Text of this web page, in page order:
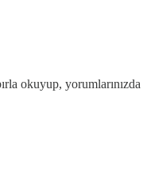
okuyup, yorumlarınızda